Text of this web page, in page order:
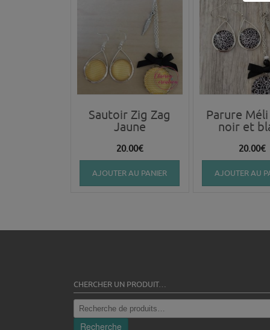
Sautoir Zig Zag
Jaune
20.00€
AJOUTER AU PANIER
Parure
noir et
20.00€
AJOUTER AU
CHERCHER UN PRODUIT…
Recherche
pour :
Recherche